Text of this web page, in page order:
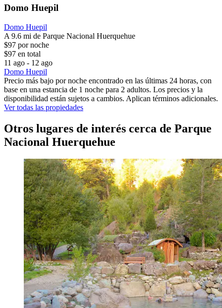
Domo Huepil
Domo Huepil
A 9.6 mi de Parque Nacional Huerquehue
$97 por noche
$97 en total
11 ago - 12 ago
Domo Huepil
Precio más bajo por noche encontrado en las últimas 24 horas, con
base en una estancia de 1 noche para 2 adultos. Los precios y la
disponibilidad están sujetos a cambios. Aplican términos adicionales.
Ver todas las propiedades
Otros lugares de interés cerca de Parque
Nacional Huerquehue